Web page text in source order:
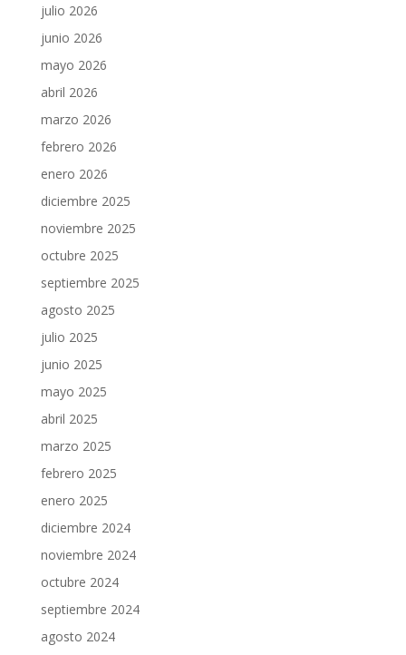
julio 2026
junio 2026
mayo 2026
abril 2026
marzo 2026
febrero 2026
enero 2026
diciembre 2025
noviembre 2025
octubre 2025
septiembre 2025
agosto 2025
julio 2025
junio 2025
mayo 2025
abril 2025
marzo 2025
febrero 2025
enero 2025
diciembre 2024
noviembre 2024
octubre 2024
septiembre 2024
agosto 2024